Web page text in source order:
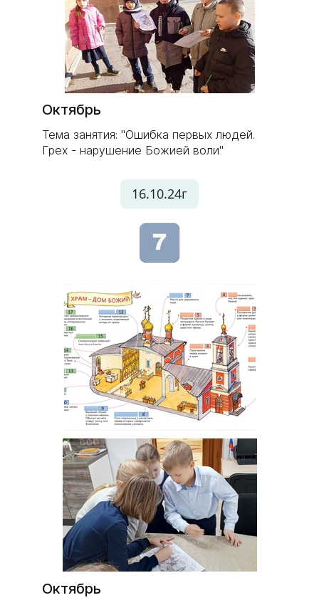
Октябрь
Тема занятия: "Ошибка первых людей.
Грех - нарушение Божией воли"
16.10.24г
Октябрь